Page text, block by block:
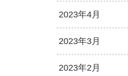
2023年4月
2023年3月
2023年2月